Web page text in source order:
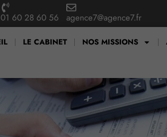
01 60 28 60 56 agence7@agence7.fr
LE CABINET NOS MISSIONS